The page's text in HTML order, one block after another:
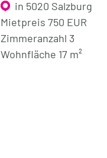
in 5020 Salzburg
Mietpreis 750 EUR
Zimmeranzahl 3
Wohnfläche 17 m²